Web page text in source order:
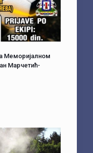
Меморијалном
Марчетић-